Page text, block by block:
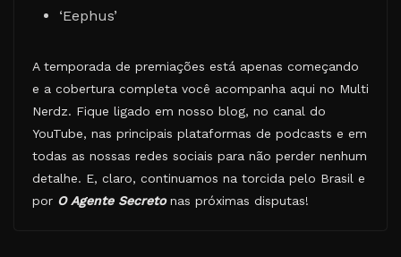
‘Eephus’
A temporada de premiações está apenas começando
e a cobertura completa você acompanha aqui no Multi
Nerdz. Fique ligado em nosso blog, no canal do
YouTube, nas principais plataformas de podcasts e em
todas as nossas redes sociais para não perder nenhum
detalhe. E, claro, continuamos na torcida pelo Brasil e
por O Agente Secretonas próximas disputas!